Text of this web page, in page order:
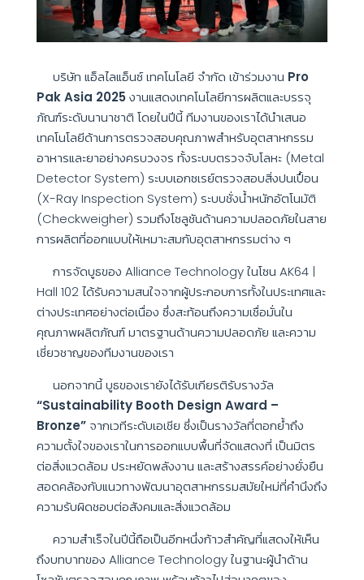
บริษัท แอ็ลไลแอ็นซ์ เทคโนโลยี จำกัด เข้าร่วมงาน Pro
Pak Asia 2025 งานแสดงเทคโนโลยีการผลิตและบรรจุ
ภัณฑ์ระดับนานาชาติ โดยในปีนี้ ทีมงานของเราได้นำเสนอ
เทคโนโลยีด้านการตรวจสอบคุณภาพสำหรับอุตสาหกรรม
อาหารและยาอย่างครบวงจร ทั้งระบบตรวจจับโลหะ (Metal
Detector System) ระบบเอกซเรย์ตรวจสอบสิ่งปนเปื้อน
(X-Ray Inspection System) ระบบชั่งน้ำหนักอัตโนมัติ
(Checkweigher) รวมถึงโซลูชันด้านความปลอดภัยในสาย
การผลิตที่ออกแบบให้เหมาะสมกับอุตสาหกรรมต่าง ๆ
การจัดบูธของ Alliance Technology ในโซน AK64 |
Hall 102 ได้รับความสนใจจากผู้ประกอบการทั้งในประเทศและ
ต่างประเทศอย่างต่อเนื่อง ซึ่งสะท้อนถึงความเชื่อมั่นใน
คุณภาพผลิตภัณฑ์ มาตรฐานด้านความปลอดภัย และความ
เชี่ยวชาญของทีมงานของเรา
นอกจากนี้ บูธของเรายังได้รับเกียรติรับรางวัล
“Sustainability Booth Design Award –
Bronze”จากเวทีระดับเอเชีย ซึ่งเป็นรางวัลที่ตอกย้ำถึง
ความตั้งใจของเราในการออกแบบพื้นที่จัดแสดงที่ เป็นมิตร
ต่อสิ่งแวดล้อม ประหยัดพลังงาน และสร้างสรรค์อย่างยั่งยืน
สอดคล้องกับแนวทางพัฒนาอุตสาหกรรมสมัยใหม่ที่คำนึงถึง
ความรับผิดชอบต่อสังคมและสิ่งแวดล้อม
ความสำเร็จในปีนี้ถือเป็นอีกหนึ่งก้าวสำคัญที่แสดงให้เห็น
ถึงบทบาทของ Alliance Technology ในฐานะผู้นำด้าน